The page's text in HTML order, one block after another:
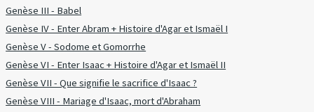
Genèse III - Babel
Genèse IV - Enter Abram + Histoire d'Agar et Ismaël I
Genèse V - Sodome et Gomorrhe
Genèse VI - Enter Isaac + Histoire d'Agar et Ismaël II
Genèse VII - Que signifie le sacrifice d'Isaac ?
Genèse VIII - Mariage d'Isaac, mort d'Abraham